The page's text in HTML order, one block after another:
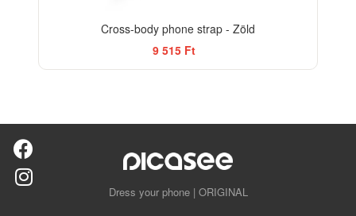
Cross-body phone strap - Zöld
9 515 Ft
Dress your phone | ORIGINAL